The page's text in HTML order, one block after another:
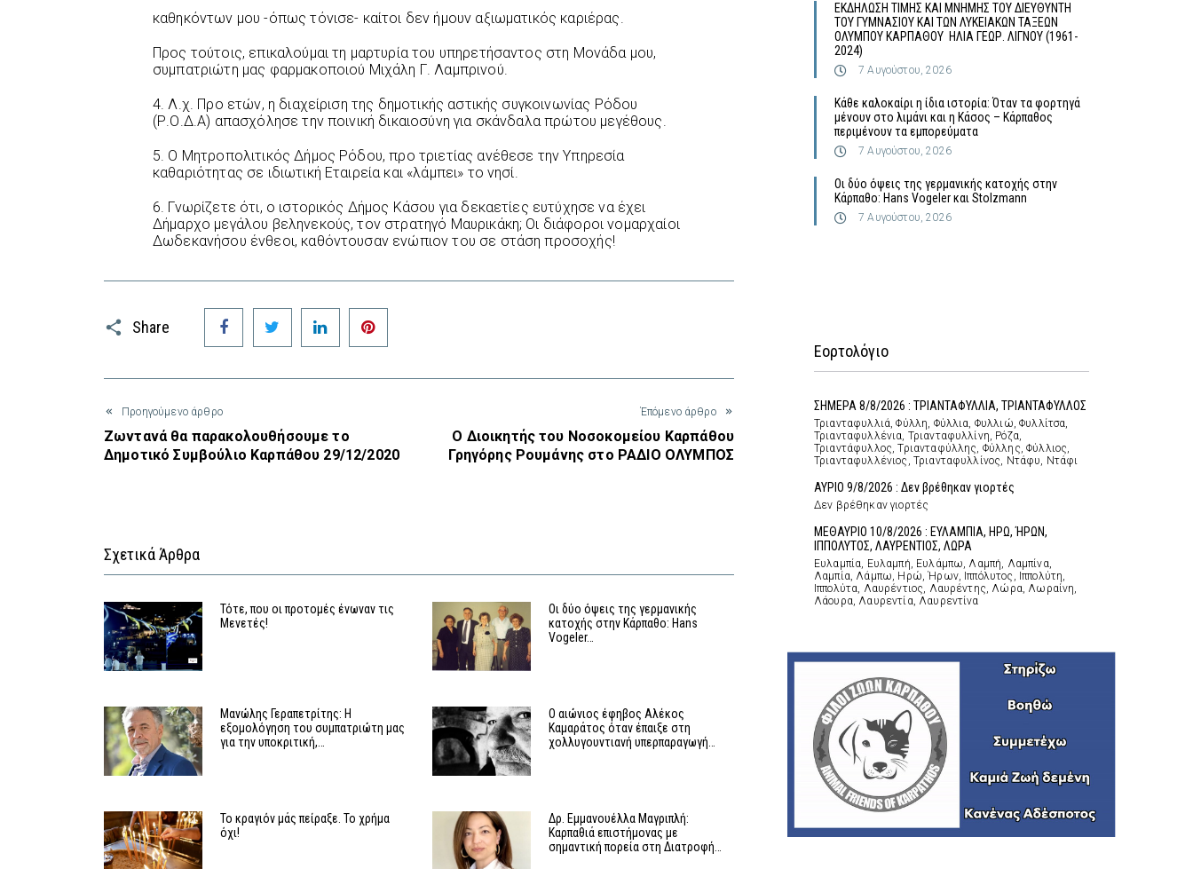
καθηκόντων μου -όπως τόνισε- καίτοι δεν ήμουν αξιωματικός καριέρας.
Προς τούτοις, επικαλούμαι τη μαρτυρία του υπηρετήσαντος στη Μονάδα μου,
συμπατριώτη μας φαρμακοποιού Μιχάλη Γ. Λαμπρινού.
4. Λ.χ. Προ ετών, η διαχείριση της δημοτικής αστικής συγκοινωνίας Ρόδου
(Ρ.Ο.Δ.Α) απασχόλησε την ποινική δικαιοσύνη για σκάνδαλα πρώτου μεγέθους.
5. Ο Μητροπολιτικός Δήμος Ρόδου, προ τριετίας ανέθεσε την Υπηρεσία
καθαριότητας σε ιδιωτική Εταιρεία και «λάμπει» το νησί.
6. Γνωρίζετε ότι, ο ιστορικός Δήμος Κάσου για δεκαετίες ευτύχησε να έχει
Δήμαρχο μεγάλου βεληνεκούς, τον στρατηγό Μαυρικάκη; Οι διάφοροι νομαρχαίοι
Δωδεκανήσου ένθεοι, καθόντουσαν ενώπιον του σε στάση προσοχής!
Share
Facebook Twitter LinkedIn
Προηγούμενο άρθρο
Ζωντανά θα παρακολουθήσουμε το
Δημοτικό Συμβούλιο Καρπάθου 29/12/2020
Έπόμενο άρθρο
Ο Διοικητής του Νοσοκομείου Καρπάθου
Γρηγόρης Ρουμάνης στο ΡΑΔΙΟ ΟΛΥΜΠΟΣ
Σχετικά Άρθρα
Τότε, που οι προτομές ένωναν τις
Μενετές!
Οι δύο όψεις της γερμανικής
κατοχής στην Κάρπαθο: Hans
Vogeler…
Μανώλης Γεραπετρίτης: Η
εξομολόγηση του συμπατριώτη μας
για την υποκριτική,…
Ο αιώνιος έφηβος Αλέκος
Καμαράτος όταν έπαιξε στη
χολλυγουντιανή υπερπαραγωγή…
Το κραγιόν μάς πείραξε. Το χρήμα
όχι!
Δρ. Εμμανουέλλα Μαγριπλή:
Καρπαθιά επιστήμονας με
σημαντική πορεία στη Διατροφή…
ΕΚΔΗΛΩΣΗ ΤΙΜΗΣ ΚΑΙ ΜΝΗΜΗΣ ΤΟΥ ΔΙΕΥΘΥΝΤΗ
ΤΟΥ ΓΥΜΝΑΣΙΟΥ ΚΑΙ ΤΩΝ ΛΥΚΕΙΑΚΩΝ ΤΑΞΕΩΝ
ΟΛΥΜΠΟΥ ΚΑΡΠΑΘΟΥ ΗΛΙΑ ΓΕΩΡ. ΛΙΓΝΟΥ (1961-
2024)
7 Αυγούστου, 2026
Κάθε καλοκαίρι η ίδια ιστορία: Όταν τα φορτηγά
μένουν στο λιμάνι και η Κάσος – Κάρπαθος
περιμένουν τα εμπορεύματα
7 Αυγούστου, 2026
Οι δύο όψεις της γερμανικής κατοχής στην
Κάρπαθο: Hans Vogeler και Stolzmann
7 Αυγούστου, 2026
Εορτολόγιο
ΣΗΜΕΡΑ 8/8/2026 : ΤΡΙΑΝΤΑΦΥΛΛΙΑ, ΤΡΙΑΝΤΑΦΥΛΛΟΣ
Τριανταφυλλιά, Φύλλη, Φύλλια, Φυλλιώ, Φυλλίτσα,
Τριανταφυλλένια, Τριανταφυλλίνη, Ρόζα,
Τριαντάφυλλος, Τριανταφύλλης, Φύλλης, Φύλλιος,
Τριανταφυλλένιος, Τριανταφυλλίνος, Ντάφυ, Ντάφι
ΑΥΡΙΟ 9/8/2026 : Δεν βρέθηκαν γιορτές
Δεν βρέθηκαν γιορτές
ΜΕΘΑΥΡΙΟ 10/8/2026 : ΕΥΛΑΜΠΙΑ, ΗΡΩ, ΉΡΩΝ,
ΙΠΠΟΛΥΤΟΣ, ΛΑΥΡΕΝΤΙΟΣ, ΛΩΡΑ
Ευλαμπία, Ευλαμπή, Ευλάμπω, Λαμπή, Λαμπίνα,
Λαμπία, Λάμπω, Ηρώ, Ήρων, Ιππόλυτος, Ιππολύτη,
Ιππολύτα, Λαυρέντιος, Λαυρέντης, Λώρα, Λωραίνη,
Λάουρα, Λαυρεντία, Λαυρεντίνα